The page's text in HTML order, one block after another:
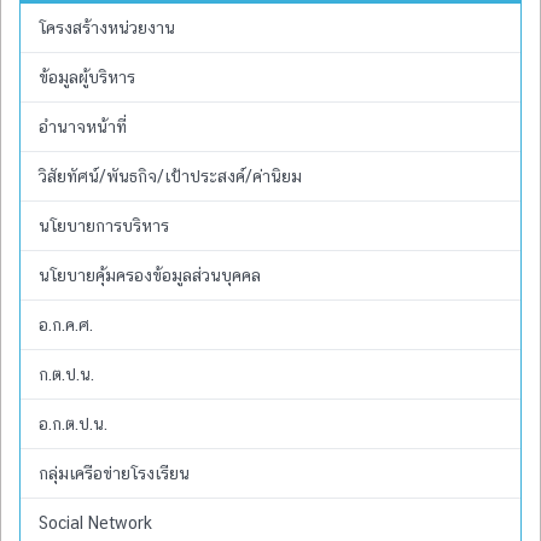
โครงสร้างหน่วยงาน
ข้อมูลผู้บริหาร
อำนาจหน้าที่
วิสัยทัศน์/พันธกิจ/เป้าประสงค์/ค่านิยม
นโยบายการบริหาร
นโยบายคุ้มครองข้อมูลส่วนบุคคล
อ.ก.ค.ศ.
ก.ต.ป.น.
อ.ก.ต.ป.น.
กลุ่มเครือข่ายโรงเรียน
Social Network